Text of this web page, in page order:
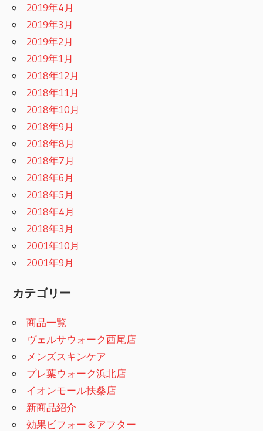
2019年4月
2019年3月
2019年2月
2019年1月
2018年12月
2018年11月
2018年10月
2018年9月
2018年8月
2018年7月
2018年6月
2018年5月
2018年4月
2018年3月
2001年10月
2001年9月
カテゴリー
商品一覧
ヴェルサウォーク西尾店
メンズスキンケア
プレ葉ウォーク浜北店
イオンモール扶桑店
新商品紹介
効果ビフォー＆アフター